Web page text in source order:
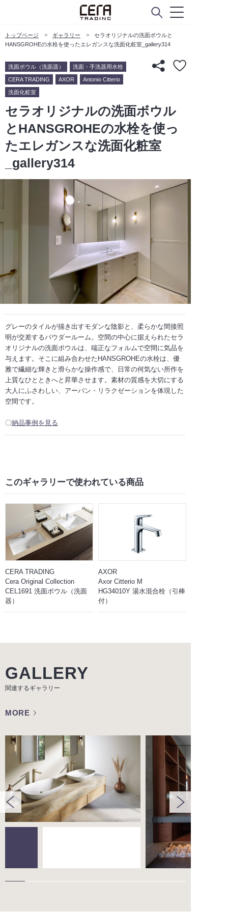
トップページ ギャラリー
セラオリジナルの洗面ボウルと
HANSGROHEの水栓を使ったエレガンスな洗面化粧室_gallery314
洗面ボウル（洗面器） 洗面・手洗器用水栓
CERA TRADING AXOR Antonio Citterio
洗面化粧室
セラオリジナルの洗面ボウル
とHANSGROHEの水栓を使っ
たエレガンスな洗面化粧室
_gallery314
グレーのタイルが描き出すモダンな陰影と、柔らかな間接照
明が交差するパウダールーム。空間の中心に据えられたセラ
オリジナルの洗面ボウルは、端正なフォルムで空間に気品を
与えます。そこに組み合わせたHANSGROHEの水栓は、優
雅で繊細な輝きと滑らかな操作感で、日常の何気ない所作を
上質なひとときへと昇華させます。素材の質感を大切にする
大人にふさわしい、アーバン・リラクゼーションを体現した
空間です。
〇納品事例を見る
このギャラリーで使われている商品
CERA TRADING
Cera Original Collection
CEL1691 洗面ボウル（洗面
器）
AXOR
Axor Citterio M
HG34010Y 湯水混合栓（引棒
付）
GALLERY
関連するギャラリー
MORE